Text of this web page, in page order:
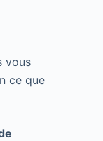
vous
ce que